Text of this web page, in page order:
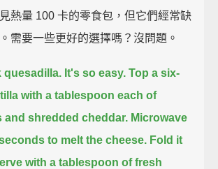
熱量 100 卡的零食包，但它們經常缺
需要一些更好的選擇嗎？沒問題。
quesadilla. It's so easy. Top a six-
with a tablespoon each of
and shredded cheddar. Microwave
to melt the cheese. Fold it
with a tablespoon of fresh